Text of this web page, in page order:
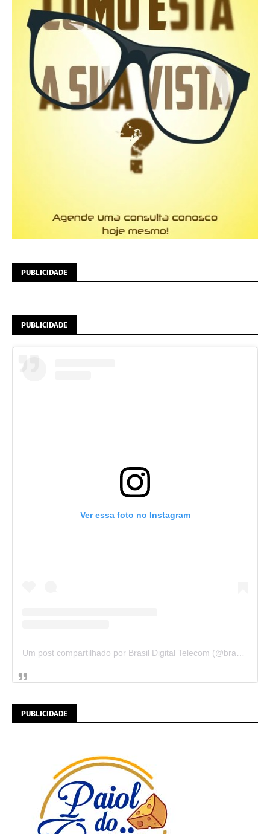
PUBLICIDADE
PUBLICIDADE
Ver essa foto no Instagram
PUBLICIDADE